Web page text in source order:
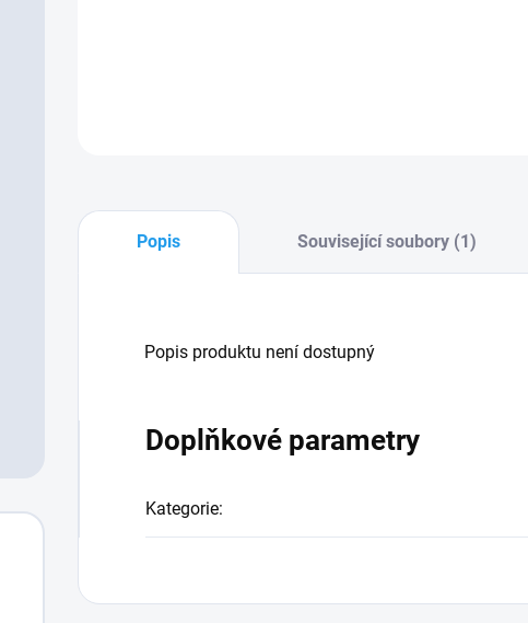
Popis Související soubory (1)
Popis produktu není dostupný
Doplňkové parametry
Kategorie: